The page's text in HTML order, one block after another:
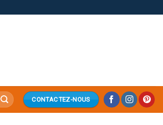
CONTACTEZ-NOUS